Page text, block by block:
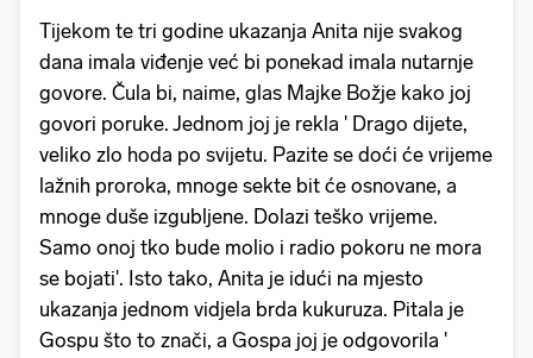
Tijekom te tri godine ukazanja Anita nije svakog
dana imala viđenje već bi ponekad imala nutarnje
govore. Čula bi, naime, glas Majke Božje kako joj
govori poruke. Jednom joj je rekla ' Drago dijete,
veliko zlo hoda po svijetu. Pazite se doći će vrijeme
lažnih proroka, mnoge sekte bit će osnovane, a
mnoge duše izgubljene. Dolazi teško vrijeme.
Samo onoj tko bude molio i radio pokoru ne mora
se bojati'. Isto tako, Anita je idući na mjesto
ukazanja jednom vidjela brda kukuruza. Pitala je
Gospu što to znači, a Gospa joj je odgovorila '